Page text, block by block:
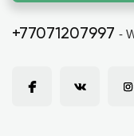
+77071207997 -